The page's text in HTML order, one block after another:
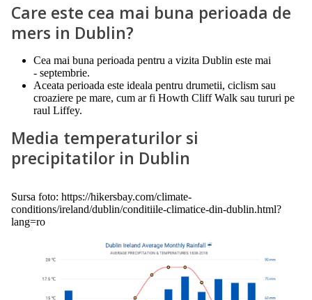
Care este cea mai buna perioada de
mers in Dublin?
Cea mai buna perioada pentru a vizita Dublin este mai
- septembrie.
Aceata perioada este ideala pentru drumetii, ciclism sau
croaziere pe mare, cum ar fi Howth Cliff Walk sau tururi pe
raul Liffey.
Media temperaturilor si
precipitatilor in Dublin
Sursa foto: https://hikersbay.com/climate-
conditions/ireland/dublin/conditiile-climatice-din-dublin.html?
lang=ro